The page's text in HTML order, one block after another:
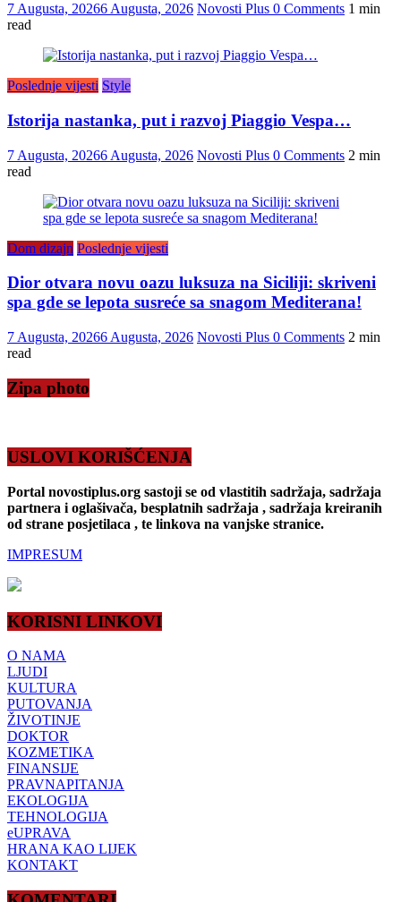
7 Augusta, 20266 Augusta, 2026 Novosti Plus 0 Comments 1 min
read
Poslednje vijesti Style
Istorija nastanka, put i razvoj Piaggio Vespa…
7 Augusta, 20266 Augusta, 2026 Novosti Plus 0 Comments 2 min
read
Dom dizajn Poslednje vijesti
Dior otvara novu oazu luksuza na Siciliji: skriveni
spa gde se lepota susreće sa snagom Mediterana!
7 Augusta, 20266 Augusta, 2026 Novosti Plus 0 Comments 2 min
read
Zipa photo
USLOVI KORIŠĆENJA
Portal novostiplus.org sastoji se od vlastitih sadržaja, sadržaja
partnera i oglašivača, besplatnih sadržaja , sadržaja kreiranih
od strane posjetilaca , te linkova na vanjske stranice.
IMPRESUM
KORISNI LINKOVI
O NAMA
LJUDI
KULTURA
PUTOVANJA
ŽIVOTINJE
DOKTOR
KOZMETIKA
FINANSIJE
PRAVNAPITANJA
EKOLOGIJA
TEHNOLOGIJA
eUPRAVA
HRANA KAO LIJEK
KONTAKT